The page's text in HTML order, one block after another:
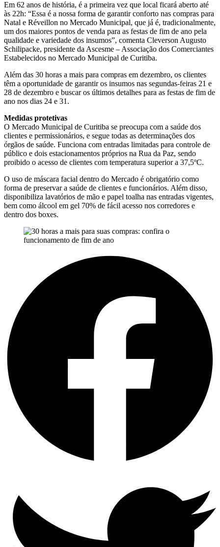
Em 62 anos de história, é a primeira vez que local ficará aberto até
às 22h: “Essa é a nossa forma de garantir conforto nas compras para
Natal e Réveillon no Mercado Municipal, que já é, tradicionalmente,
um dos maiores pontos de venda para as festas de fim de ano pela
qualidade e variedade dos insumos”, comenta Cleverson Augusto
Schilipacke, presidente da Ascesme – Associação dos Comerciantes
Estabelecidos no Mercado Municipal de Curitiba.
Além das 30 horas a mais para compras em dezembro, os clientes
têm a oportunidade de garantir os insumos nas segundas-feiras 21 e
28 de dezembro e buscar os últimos detalhes para as festas de fim de
ano nos dias 24 e 31.
Medidas protetivas
O Mercado Municipal de Curitiba se preocupa com a saúde dos
clientes e permissionários, e segue todas as determinações dos
órgãos de saúde. Funciona com entradas limitadas para controle de
público e dois estacionamentos próprios na Rua da Paz, sendo
proibido o acesso de clientes com temperatura superior a 37,5ºC.
O uso de máscara facial dentro do Mercado é obrigatório como
forma de preservar a saúde de clientes e funcionários. Além disso,
disponibiliza lavatórios de mão e papel toalha nas entradas vigentes,
bem como álcool em gel 70% de fácil acesso nos corredores e
dentro dos boxes.